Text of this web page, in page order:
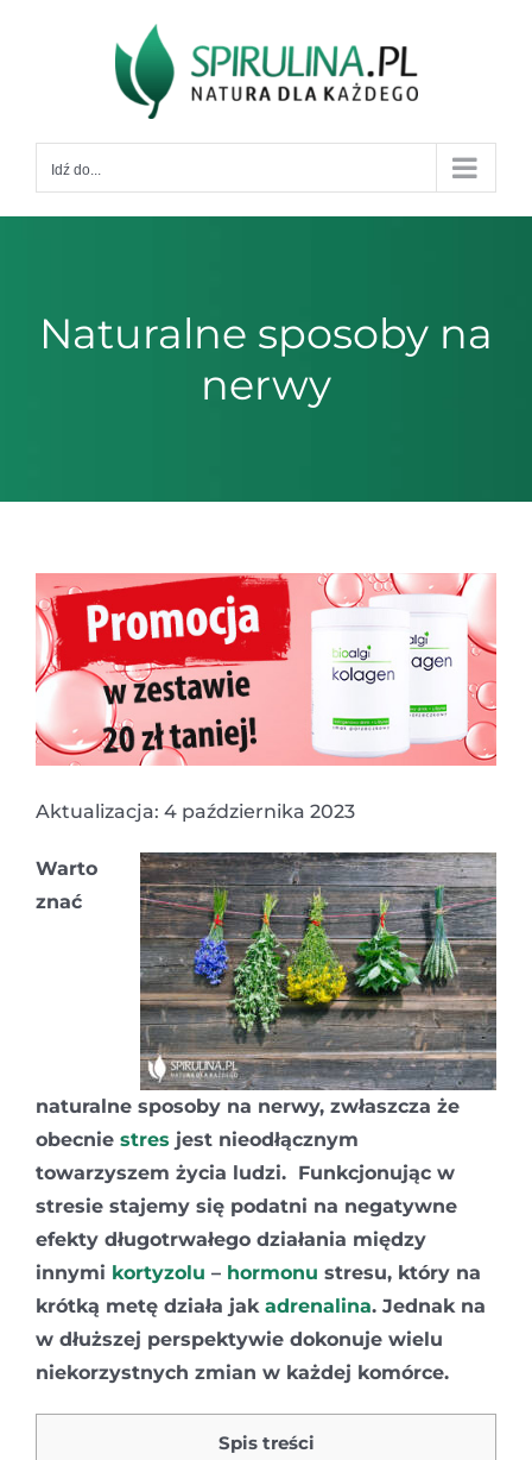
Idź do...
Naturalne sposoby na
nerwy
Aktualizacja: 4 października 2023
Warto
znać
naturalne sposoby na nerwy, zwłaszcza że
obecnie stres jest nieodłącznym
towarzyszem życia ludzi. Funkcjonując w
stresie stajemy się podatni na negatywne
efekty długotrwałego działania między
innymi kortyzolu – hormonu stresu, który na
krótką metę działa jak adrenalina. Jednak na
w dłuższej perspektywie dokonuje wielu
niekorzystnych zmian w każdej komórce.
Spis treści